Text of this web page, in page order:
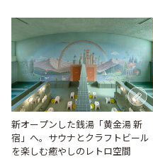
新オープンした銭湯「黄金湯 新
宿」へ。サウナとクラフトビール
を楽しむ癒やしのレトロ空間